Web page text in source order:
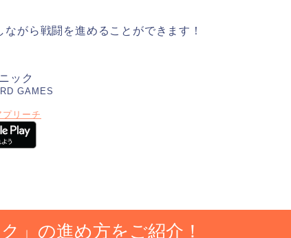
がら戦闘を進めることができます！
ック
GAMES
プリーチ
」の進め方をご紹介！